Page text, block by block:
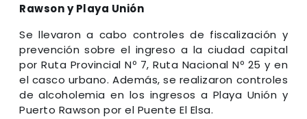
Rawson y Playa Unión
Se llevaron a cabo controles de fiscalización y
prevención sobre el ingreso a la ciudad capital
por Ruta Provincial Nº 7, Ruta Nacional Nº 25 y en
el casco urbano. Además, se realizaron controles
de alcoholemia en los ingresos a Playa Unión y
Puerto Rawson por el Puente El Elsa.